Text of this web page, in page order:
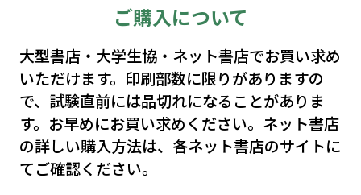
第１節 大学生と「社会」―社会認識を
培うという大学での学び
第２節 職業を選択し、そのために準備
するということ
第３節 教師という職業世界への接近と
ご購入について
大型書店・大学生協・ネット書店でお買い求め
いただけます。印刷部数に限りがありますの
で、試験直前には品切れになることがありま
す。お早めにお買い求めください。ネット書店
の詳しい購入方法は、各ネット書店のサイトに
てご確認ください。